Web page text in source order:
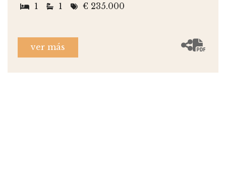
1 1 € 235.000
ver más